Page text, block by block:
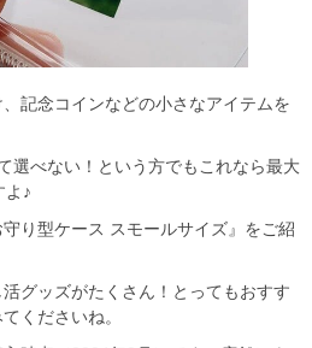
記念コインなどの小さなアイテムを
選べない！という方でもこれなら最大
よ♪
り型ケース スモールサイズ』をご紹
グッズがたくさん！とってもおすす
くださいね。